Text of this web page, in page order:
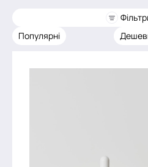
Популярні